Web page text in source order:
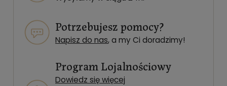
Potrzebujesz pomocy?
Napisz do nas, a my Ci doradzimy!
Program Lojalnościowy
Dowiedz się więcej